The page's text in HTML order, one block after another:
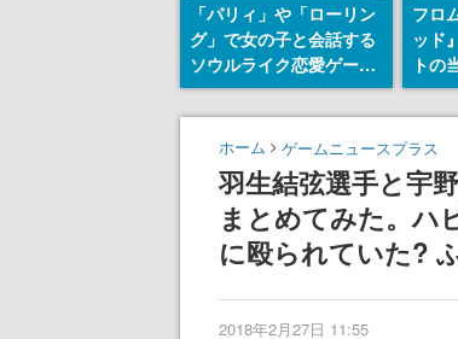
「パリィ」や「ローリン
グ」で女の子と会話する
ソウルライク恋愛ゲーム
『小早川さんはソウルラ
イク』無料公開。返事に
失敗すると「YOU
DIED」
フロ
ッド
トの
時に
マイ
能、
日～
ホーム ゲームニュースプラス
羽生結弦選手と宇
まとめてみた。ハ
に殴られていた?
2018年2月27日 11:55